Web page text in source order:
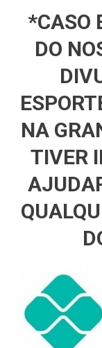
*CASO
DO
NA
TIVER